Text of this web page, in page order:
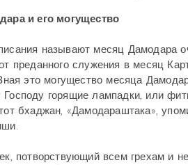
и его могущество
называют месяц Дамодара
преданного служения в месяц
это могущество месяца
горящие лампадки, или
бхаджан, «Дамодараштака»,
потворствующий всем грехам и